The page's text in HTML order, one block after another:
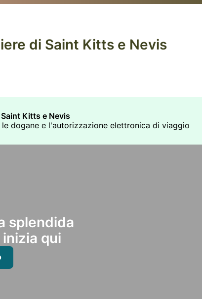
di Saint Kitts e Nevis
Kitts e Nevis
dogane e l'autorizzazione elettronica di viaggio
splendida
qui